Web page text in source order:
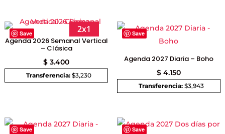
Save 2x1
Agenda 2026 Semanal Vertical
– Clásica
$ 3.400
Transferencia:$3,230
Save
Agenda 2027 Diaria – Boho
$4.150
Transferencia: $3,943
Save Save